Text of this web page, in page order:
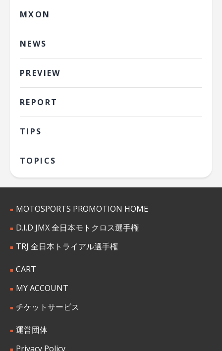
MXON
NEWS
PREVIEW
REPORT
TIPS
TOPICS
MOTOSPORTS PROMOTION HOME
D.I.D JMX 全日本モトクロス選手権
TRJ 全日本トライアル選手権
CART
MY ACCOUNT
チケットサービス
運営団体
Privacy Policy